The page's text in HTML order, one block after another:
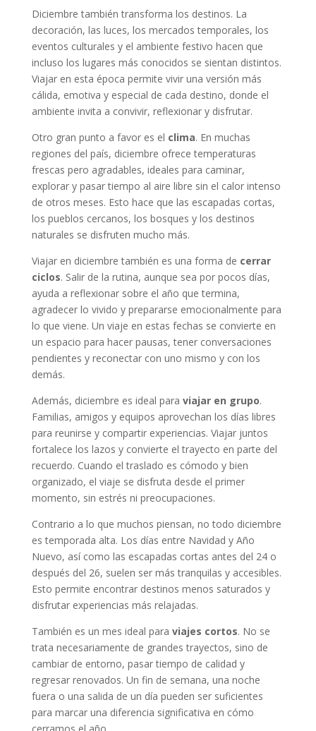
Diciembre también transforma los destinos. La
decoración, las luces, los mercados temporales, los
eventos culturales y el ambiente festivo hacen que
incluso los lugares más conocidos se sientan distintos.
Viajar en esta época permite vivir una versión más
cálida, emotiva y especial de cada destino, donde el
ambiente invita a convivir, reflexionar y disfrutar.
Otro gran punto a favor es el clima. En muchas
regiones del país, diciembre ofrece temperaturas
frescas pero agradables, ideales para caminar,
explorar y pasar tiempo al aire libre sin el calor intenso
de otros meses. Esto hace que las escapadas cortas,
los pueblos cercanos, los bosques y los destinos
naturales se disfruten mucho más.
Viajar en diciembre también es una forma de cerrar
ciclos. Salir de la rutina, aunque sea por pocos días,
ayuda a reflexionar sobre el año que termina,
agradecer lo vivido y prepararse emocionalmente para
lo que viene. Un viaje en estas fechas se convierte en
un espacio para hacer pausas, tener conversaciones
pendientes y reconectar con uno mismo y con los
demás.
Además, diciembre es ideal para viajar en grupo.
Familias, amigos y equipos aprovechan los días libres
para reunirse y compartir experiencias. Viajar juntos
fortalece los lazos y convierte el trayecto en parte del
recuerdo. Cuando el traslado es cómodo y bien
organizado, el viaje se disfruta desde el primer
momento, sin estrés ni preocupaciones.
Contrario a lo que muchos piensan, no todo diciembre
es temporada alta. Los días entre Navidad y Año
Nuevo, así como las escapadas cortas antes del 24 o
después del 26, suelen ser más tranquilas y accesibles.
Esto permite encontrar destinos menos saturados y
disfrutar experiencias más relajadas.
También es un mes ideal para viajes cortos. No se
trata necesariamente de grandes trayectos, sino de
cambiar de entorno, pasar tiempo de calidad y
regresar renovados. Un fin de semana, una noche
fuera o una salida de un día pueden ser suficientes
para marcar una diferencia significativa en cómo